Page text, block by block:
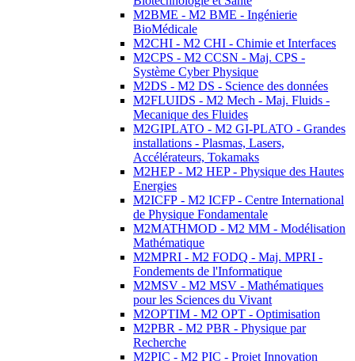
M2BME - M2 BME - Ingénierie
BioMédicale
M2CHI - M2 CHI - Chimie et Interfaces
M2CPS - M2 CCSN - Maj. CPS -
Système Cyber Physique
M2DS - M2 DS - Science des données
M2FLUIDS - M2 Mech - Maj. Fluids -
Mecanique des Fluides
M2GIPLATO - M2 GI-PLATO - Grandes
installations - Plasmas, Lasers,
Accélérateurs, Tokamaks
M2HEP - M2 HEP - Physique des Hautes
Energies
M2ICFP - M2 ICFP - Centre International
de Physique Fondamentale
M2MATHMOD - M2 MM - Modélisation
Mathématique
M2MPRI - M2 FODQ - Maj. MPRI -
Fondements de l'Informatique
M2MSV - M2 MSV - Mathématiques
pour les Sciences du Vivant
M2OPTIM - M2 OPT - Optimisation
M2PBR - M2 PBR - Physique par
Recherche
M2PIC - M2 PIC - Projet Innovation